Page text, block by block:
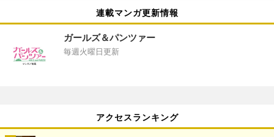
連載マンガ更新情報
ガールズ＆パンツァー
毎週火曜日更新
アクセスランキング